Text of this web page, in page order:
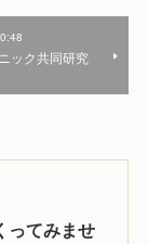
ック共同研究
ってみませ